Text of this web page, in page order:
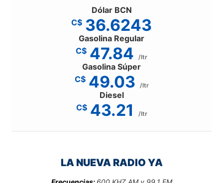
Dólar BCN
C$ 36.6243
Gasolina Regular
C$ 47.84 /ltr
Gasolina Súper
C$ 49.03 /ltr
Diesel
C$ 43.21 /ltr
LA NUEVA RADIO YA